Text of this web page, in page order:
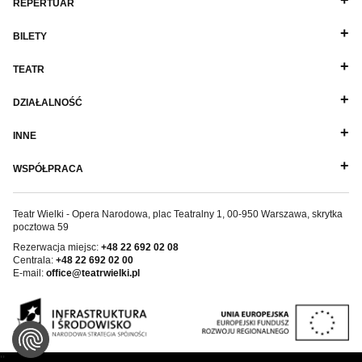
REPERTUAR
BILETY
TEATR
DZIAŁALNOŚĆ
INNE
WSPÓŁPRACA
Teatr Wielki - Opera Narodowa, plac Teatralny 1, 00-950 Warszawa, skrytka
pocztowa 59
Rezerwacja miejsc: +48 22 692 02 08
Centrala: +48 22 692 02 00
E-mail: office@teatrwielki.pl